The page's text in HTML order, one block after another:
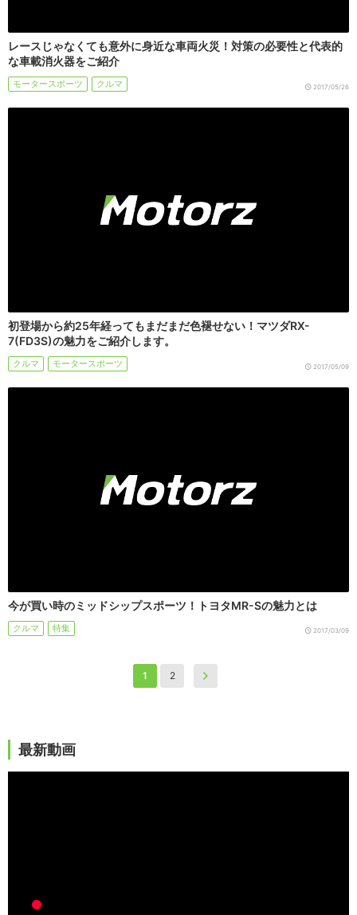
レースじゃなくても意外に身近な車両火災！対策の必要性と代表的
な車載消火器をご紹介
モータースポーツ クルマ 2017/05/26
初登場から約25年経ってもまだまだ色褪せない！マツダRX-
7(FD3S)の魅力をご紹介します。
クルマ モータースポーツ 2017/05/09
今が買い時のミッドシップスポーツ！トヨタMR-Sの魅力とは
クルマ 特集 2017/03/09
1 2
最新動画